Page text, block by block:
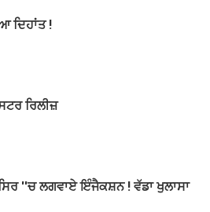
ਦਿਹਾਂਤ !
ਰਿਲੀਜ਼
''ਚ ਲਗਵਾਏ ਇੰਜੈਕਸ਼ਨ ! ਵੱਡਾ ਖੁਲਾਸਾ